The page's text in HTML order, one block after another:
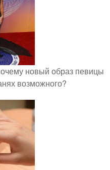
новый образ певицы
возможного?